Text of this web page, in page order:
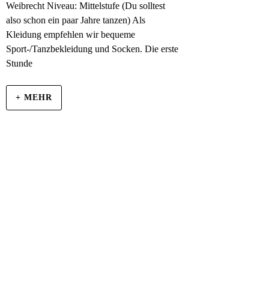
Weibrecht Niveau: Mittelstufe (Du solltest
also schon ein paar Jahre tanzen) Als
Kleidung empfehlen wir bequeme
Sport-/Tanzbekleidung und Socken. Die erste
Stunde
+ MEHR